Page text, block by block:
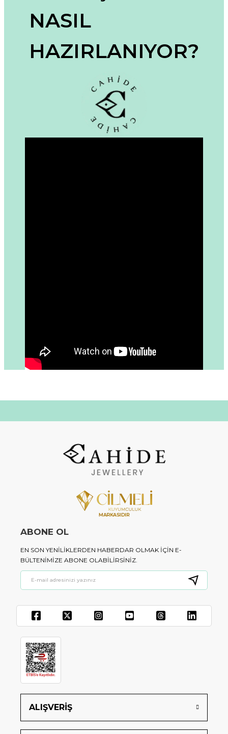
Ürün resmi kalitesiz, bozuk veya görüntülenemiyor.
Ürün açıklamasında eksik bilgiler bulunuyor.
Ürün fiyatı diğer sitelerden daha pahalı.
Bu ürüne benzer farklı alternatifler olmalı.
Gönder
NASIL
HAZIRLANIYOR?
ALIŞVERİŞ
ABONE OL
EN SON YENILIKLERDEN HABERDAR OLMAK IÇIN E-
BÜLTENIMIZE ABONE OLABILIRSINIZ.